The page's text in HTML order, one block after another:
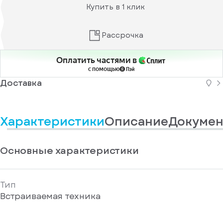
информационныеКупить в 1 клик
Рассрочка
Оплатить частями в
с помощью
Доставка
ХарактеристикиОписание
Основные характеристики
Тип
Встраиваемая техника